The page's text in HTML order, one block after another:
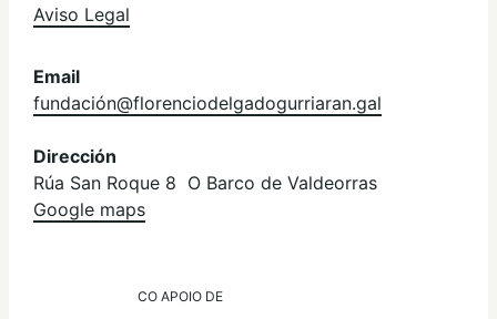
Aviso Legal
Email
fundación@florenciodelgadogurriaran.gal
Dirección
Rúa San Roque 8 O Barco de Valdeorras
Google maps
CO APOIO DE